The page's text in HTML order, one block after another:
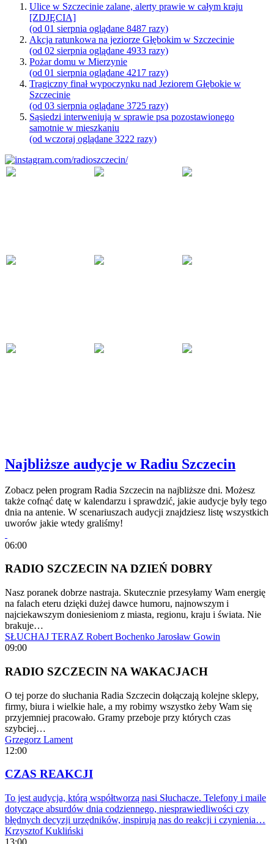
Ulice w Szczecinie zalane, alerty prawie w całym kraju
[ZDJĘCIA]
(od 01 sierpnia oglądane 8487 razy)
Akcja ratunkowa na jeziorze Głębokim w Szczecinie
(od 02 sierpnia oglądane 4933 razy)
Pożar domu w Mierzynie
(od 01 sierpnia oglądane 4217 razy)
Tragiczny finał wypoczynku nad Jeziorem Głębokie w
Szczecinie
(od 03 sierpnia oglądane 3725 razy)
Sąsiedzi interweniują w sprawie psa pozostawionego
samotnie w mieszkaniu
(od wczoraj oglądane 3222 razy)
Najbliższe audycje w Radiu Szczecin
Zobacz pełen program Radia Szczecin na najbliższe dni. Możesz
także cofnąć datę w kalendarzu i sprawdzić, jakie audycje były tego
dnia na antenie. W scenariuszach audycji znajdziesz listę wszystkich
uworów jakie wtedy graliśmy!
06:00
RADIO SZCZECIN NA DZIEŃ DOBRY
Nasz poranek dobrze nastraja. Skutecznie przesyłamy Wam energię
na falach eteru dzięki dużej dawce humoru, najnowszym i
najciekawszym doniesieniom z miasta, regionu, kraju i świata. Nie
brakuje…
SŁUCHAJ TERAZ Robert Bochenko Jarosław Gowin
09:00
RADIO SZCZECIN NA WAKACJACH
O tej porze do słuchania Radia Szczecin dołączają kolejne sklepy,
firmy, biura i wielkie hale, a my robimy wszystko żeby Wam się
przyjemniej pracowało. Gramy przeboje przy których czas
szybciej…
Grzegorz Lament
12:00
CZAS REAKCJI
To jest audycja, którą współtworzą nasi Słuchacze. Telefony i maile
dotyczące absurdów dnia codziennego, niesprawiedliwości czy
błędnych decyzji urzędników, inspirują nas do reakcji i czynienia…
Krzysztof Kukliński
13:00